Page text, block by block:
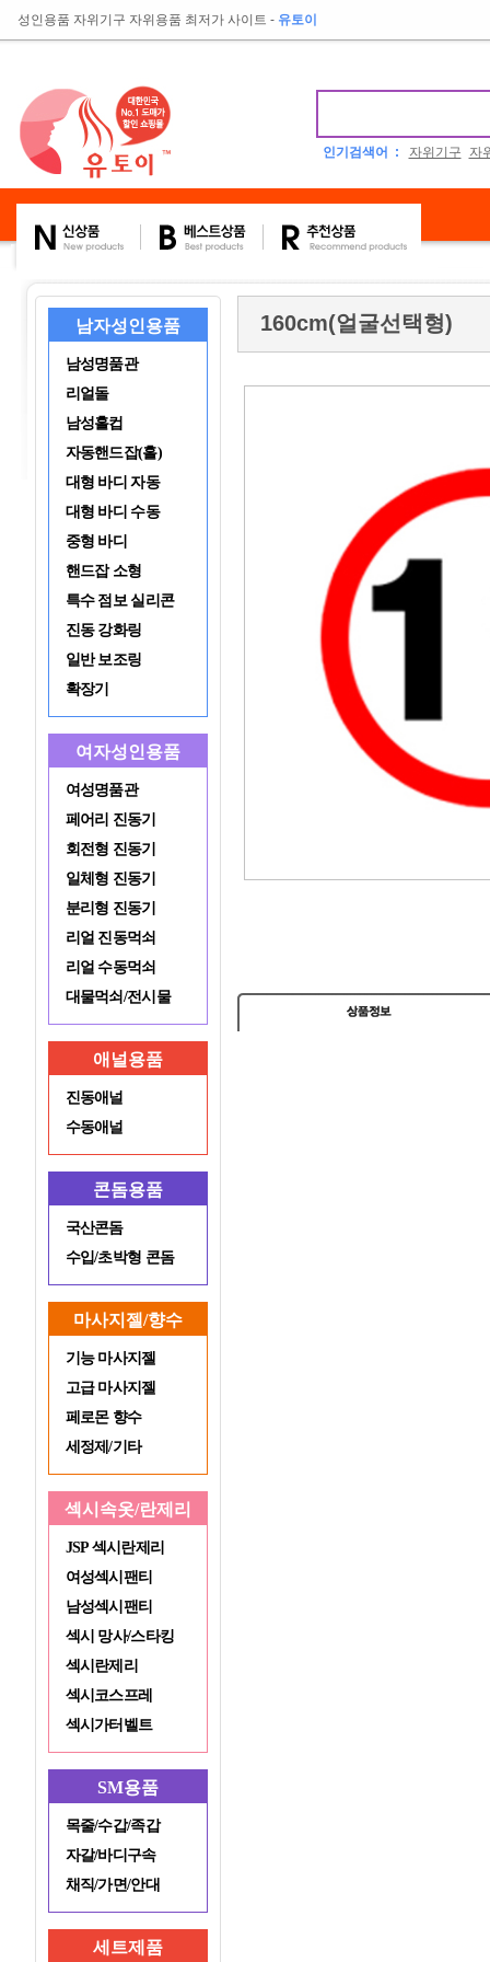
성인용품 자위기구 자위용품 최저가 사이트 - 유토이
인기검색어 : 자위기구 자
남자성인용품
남성명품관
리얼돌
남성홀컵
자동핸드잡(홀)
대형 바디 자동
대형 바디 수동
중형 바디
핸드잡 소형
특수 점보 실리콘
진동 강화링
일반 보조링
확장기
여자성인용품
여성명품관
페어리 진동기
회전형 진동기
일체형 진동기
분리형 진동기
리얼 진동먹쇠
리얼 수동먹쇠
대물먹쇠/전시물
애널용품
진동애널
수동애널
콘돔용품
국산콘돔
수입/초박형 콘돔
마사지젤/향수
기능 마사지젤
고급 마사지젤
페로몬 향수
세정제/기타
섹시속옷/란제리
JSP 섹시란제리
여성섹시팬티
남성섹시팬티
섹시 망사/스타킹
섹시란제리
섹시코스프레
섹시가터벨트
SM용품
목줄/수갑/족갑
자갈/바디구속
채직/가면/안대
세트제품
160cm(얼굴선택형)